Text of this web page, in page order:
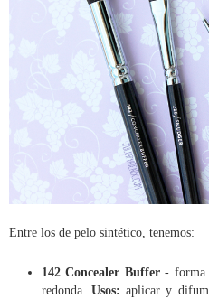
Entre los de pelo sintético, tenemos:
142 Concealer Buffer- forma
redonda.Usos: aplicar y